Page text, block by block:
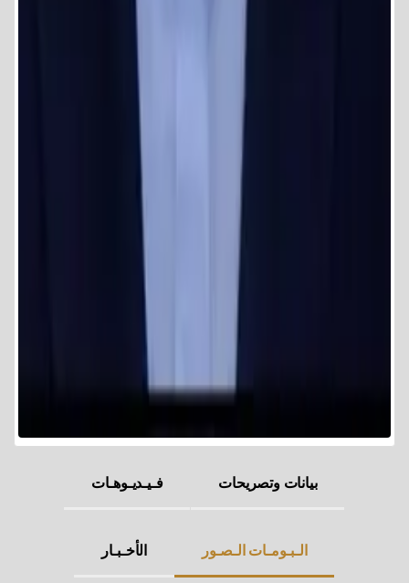
بيانات وتصريحات فـيـديـوهـات
الـبـومـات الـصـور الأخـبـار